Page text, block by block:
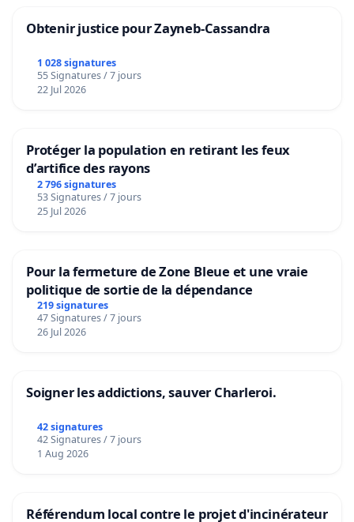
Obtenir justice pour Zayneb-Cassandra
1 028 signatures
55 Signatures / 7 jours
22 Jul 2026
Protéger la population en retirant les feux
d’artifice des rayons
2 796 signatures
53 Signatures / 7 jours
25 Jul 2026
Pour la fermeture de Zone Bleue et une vraie
politique de sortie de la dépendance
219 signatures
47 Signatures / 7 jours
26 Jul 2026
Soigner les addictions, sauver Charleroi.
42 signatures
42 Signatures / 7 jours
1 Aug 2026
Référendum local contre le projet d'incinérateur